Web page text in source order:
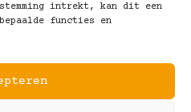
intrekt, kan dit een
functies en
Koot Brillen